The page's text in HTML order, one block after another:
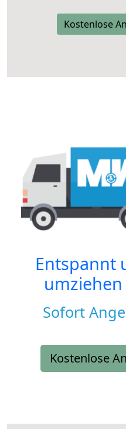
Kostenlose
Entspannt
Sofort
Kostenlose